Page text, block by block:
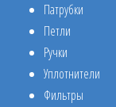
Патрубки
Петли
Ручки
Уплотнители
Фильтры